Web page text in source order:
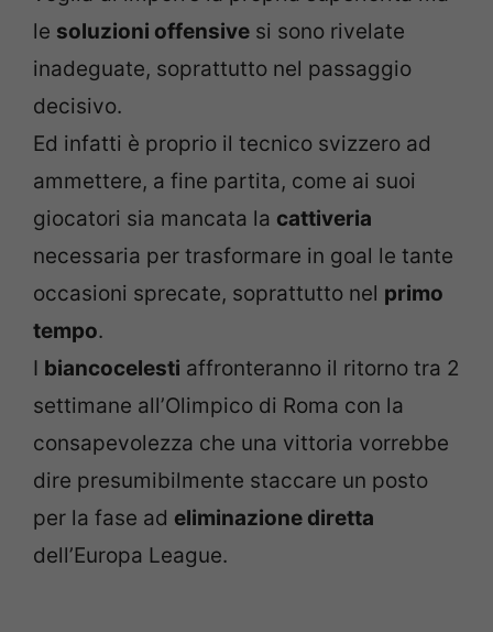
le soluzioni offensive si sono rivelate
inadeguate, soprattutto nel passaggio
decisivo.
Ed infatti è proprio il tecnico svizzero ad
ammettere, a fine partita, come ai suoi
giocatori sia mancata la cattiveria
necessaria per trasformare in goal le tante
occasioni sprecate, soprattutto nel primo
tempo.
I biancocelesti affronteranno il ritorno tra 2
settimane all’Olimpico di Roma con la
consapevolezza che una vittoria vorrebbe
dire presumibilmente staccare un posto
per la fase ad eliminazione diretta
dell’Europa League.